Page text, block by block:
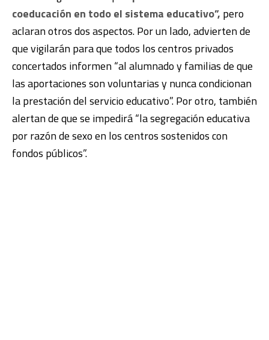
coeducación en todo el sistema educativo”, pero
aclaran otros dos aspectos. Por un lado, advierten de
que vigilarán para que todos los centros privados
concertados informen “al alumnado y familias de que
las aportaciones son voluntarias y nunca condicionan
la prestación del servicio educativo”. Por otro, también
alertan de que se impedirá “la segregación educativa
por razón de sexo en los centros sostenidos con
fondos públicos”.